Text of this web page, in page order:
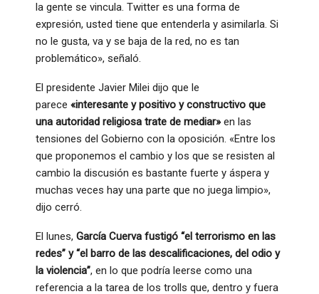
la gente se vincula. Twitter es una forma de
expresión, usted tiene que entenderla y asimilarla. Si
no le gusta, va y se baja de la red, no es tan
problemático», señaló.
El presidente Javier Milei dijo que le
parece «interesante y positivo y constructivo que
una autoridad religiosa trate de mediar»en las
tensiones del Gobierno con la oposición. «Entre los
que proponemos el cambio y los que se resisten al
cambio la discusión es bastante fuerte y áspera y
muchas veces hay una parte que no juega limpio»,
dijo cerró.
El lunes, García Cuerva fustigó “el terrorismo en las
redes” y “el barro de las descalificaciones, del odio y
la violencia”, en lo que podría leerse como una
referencia a la tarea de los trolls que, dentro y fuera